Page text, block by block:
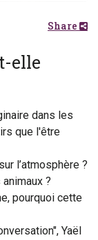
Share
elle
dans les
que l'être
l’atmosphère ?
?
pourquoi cette
Yaël